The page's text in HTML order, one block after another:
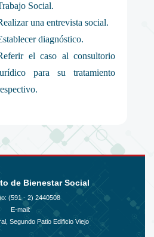
Social.
una entrevista social.
diagnóstico.
el caso al consultorio
para su tratamiento
de Bienestar Social
(591 - 2) 2440508
E-mail:
Segundo Patio Edificio Viejo